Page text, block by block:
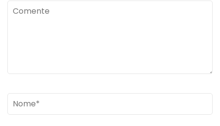
Comente
Name*